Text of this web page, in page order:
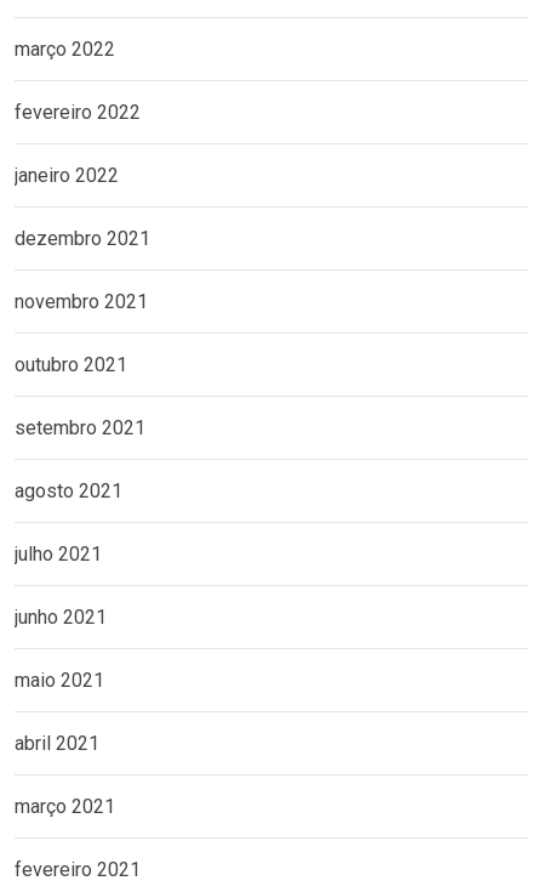
março 2022
fevereiro 2022
janeiro 2022
dezembro 2021
novembro 2021
outubro 2021
setembro 2021
agosto 2021
julho 2021
junho 2021
maio 2021
abril 2021
março 2021
fevereiro 2021